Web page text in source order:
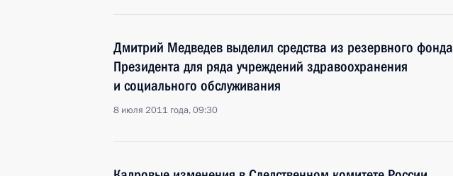
Дмитрий Медведев выделил средства из резервного фонда
Президента для ряда учреждений здравоохранения
и социального обслуживания
8 июля 2011 года, 09:30